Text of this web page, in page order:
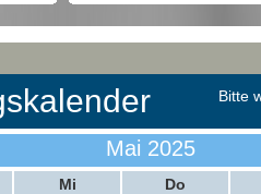
Berlin
Anmeldung bei Ämtern usw.
Bitte
Mai 2025
Mi Do